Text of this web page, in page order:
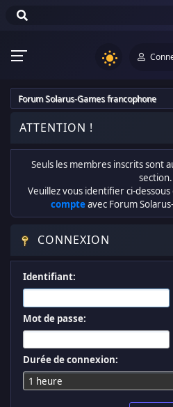
Forum Solarus-Games francophone
ATTENTION !
Seuls les membres inscrits sont
section.
Veuillez vous identifier ci-dessous
compteavec Forum
CONNEXION
Identifiant:
Mot de passe:
Durée de connexion: